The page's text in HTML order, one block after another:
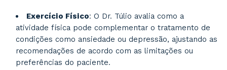
implementar essas estratégias, você pode
sua qualidade de vida.
Perguntas Frequentes: Hábitos